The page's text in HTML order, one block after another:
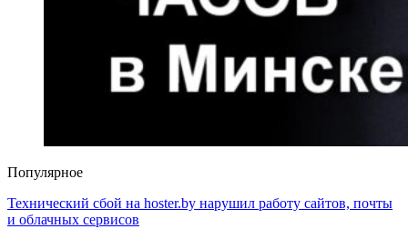
Популярное
Технический сбой на hoster.by нарушил работу сайтов, почты
и облачных сервисов